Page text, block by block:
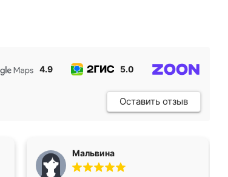
4.9 5.0
Оставить отзыв
Мальвина